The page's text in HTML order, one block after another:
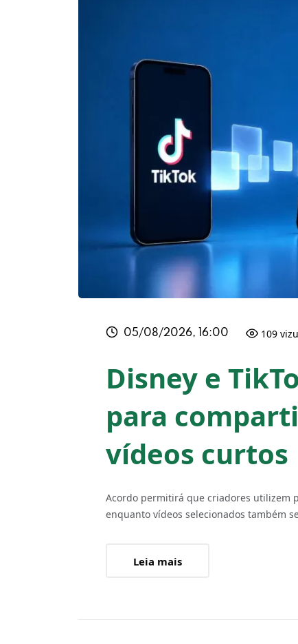
05/08/2026, 16:00 109
Disney e
para
vídeos curtos
Acordo permitirá que criadores utilizem
enquanto vídeos selecionados também
Leia mais